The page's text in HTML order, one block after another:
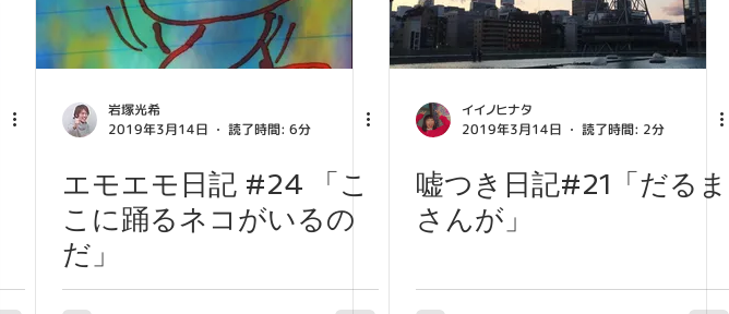
岩塚光希
2019年3月14日
読了時間: 6分
エモエモ日記 #24 「こ
こに踊るネコがいるの
だ」
イイノヒナタ
2019年3月14日
読了時間: 2分
嘘つき日記#21「だるま
さんが」